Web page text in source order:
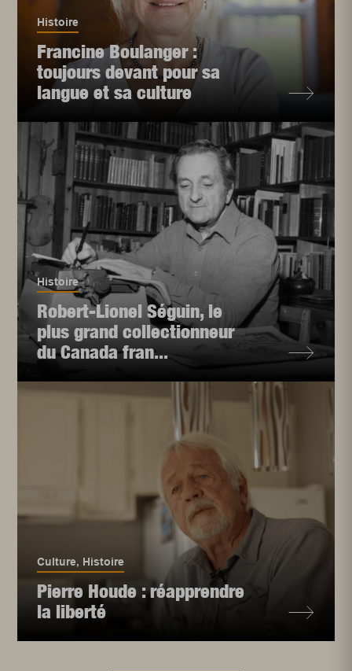
Histoire
Francine Boulanger :
toujours devant pour sa
langue et sa culture
Histoire
Robert-Lionel Séguin, le
plus grand collectionneur
du Canada fran...
Culture, Histoire
Pierre Houde : réapprendre
la liberté